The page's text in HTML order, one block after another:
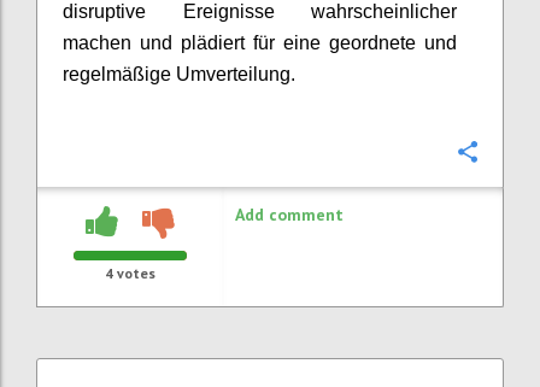
disruptive Ereignisse wahrscheinlicher
machen und plädiert für eine geordnete und
regelmäßige Umverteilung.
4 votes
Add comment